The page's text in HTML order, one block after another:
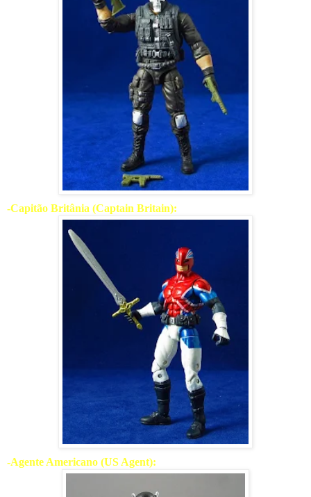
-Capitão Britânia (Captain Britain):
-Agente Americano (US Agent):